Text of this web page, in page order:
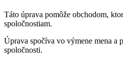
Táto úprava pomôže obchodom,
spoločnostiam.
Úprava spočíva vo výmene mena a
spoločnosti.